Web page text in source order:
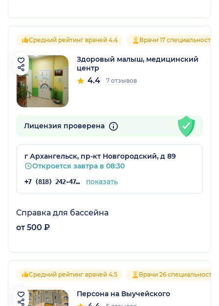
Средний рейтинг врачей 4.4 Врачи 17 специальностей
Здоровый малыш, медицинский
центр
4.4 7 отзывов
Лицензия проверена
г Архангельск, пр-кт Новгородский, д 89
Откроется завтра в 08:30
+7 (818) 242-47-67 показать
Справка для бассейна
от 500 ₽
Средний рейтинг врачей 4.5 Врачи 26 специальностей
Персона на Выучейского